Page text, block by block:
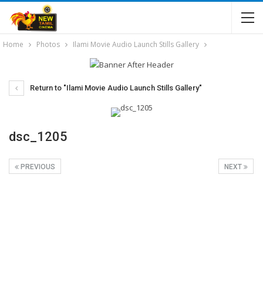
Home Photos Ilami Movie Audio Launch Stills Gallery
Return to "Ilami Movie Audio Launch Stills Gallery"
dsc_1205
NEXT
PREVIOUS